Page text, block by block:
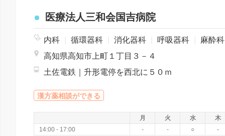
医療法人三和会国吉病院
内科 循環器科 消化器科 呼吸器科
麻酔
高知県高知市上町１丁目３－４
土佐電鉄｜升形電停を西北に５０ｍ
漢方薬相談ができる
月 火 水
木
14:00 - 17:00
- - ○ -